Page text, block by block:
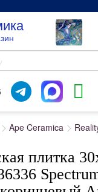
Ape Ceramica
плитка